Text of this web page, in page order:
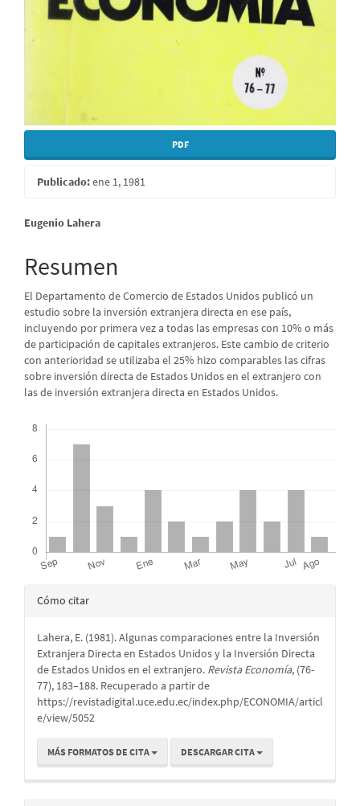
PDF
Publicado:ene 1, 1981
Contenido
principal
del
artículo
Eugenio Lahera
Resumen
El Departamento de Comercio de Estados Unidos publicó un
estudio sobre la inversión extranjera directa en ese país,
incluyendo por primera vez a todas las empresas con 10% o más
de participación de capitales extranjeros. Este cambio de criterio
con anterioridad se utilizaba el 25% hizo comparables las cifras
sobre inversión directa de Estados Unidos en el extranjero con
las de inversión extranjera directa en Estados Unidos.
Detalles
artículo
Cómo citar
Lahera, E. (1981). Algunas comparaciones entre la Inversión
Extranjera Directa en Estados Unidos y la Inversión Directa
de Estados Unidos en el extranjero. Revista Economía, (76-
77), 183–188. Recuperado a partir de
https://revistadigital.uce.edu.ec/index.php/ECONOMIA/articl
e/view/5052
MÁS FORMATOS DE CITA DESCARGAR CITA